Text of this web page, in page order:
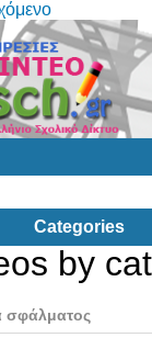
Categories
by
σφάλματος